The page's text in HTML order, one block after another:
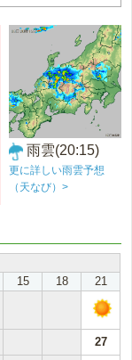
雨雲(20:15)
更に詳しい雨雲予想
（天なび）>
15 18 21
27